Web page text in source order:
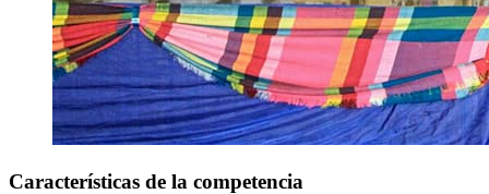
Características de la competencia